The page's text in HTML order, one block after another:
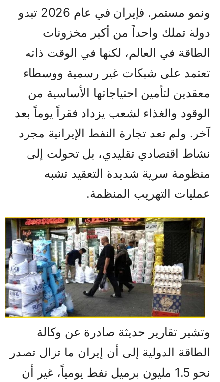
ونمو مستمر. فإيران في عام 2026 تبدو
دولة تملك واحداً من أكبر مخزونات
الطاقة في العالم، لكنها في الوقت ذاته
تعتمد على شبكات غير رسمية ووسطاء
معقدين لتأمين احتياجاتها الأساسية من
الوقود والغذاء لشعب يزداد فقراً يوماً بعد
آخر. ولم تعد تجارة النفط الإيرانية مجرد
نشاط اقتصادي تقليدي، بل تحولت إلى
منظومة سرية شديدة التعقيد تشبه
عمليات التهريب المنظمة.
وتشير تقارير حديثة صادرة عن وكالة
الطاقة الدولية إلى أن إيران ما تزال تصدر
نحو 1.5 مليون برميل نفط يومياً، غير أن